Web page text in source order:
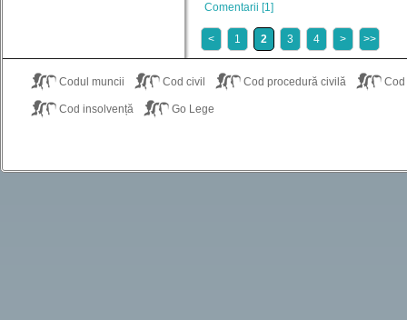
Comentarii [1]
< 1 2 3 4 > >>
Codul muncii Cod civil Cod procedură civilă
Cod insolvență Go Lege